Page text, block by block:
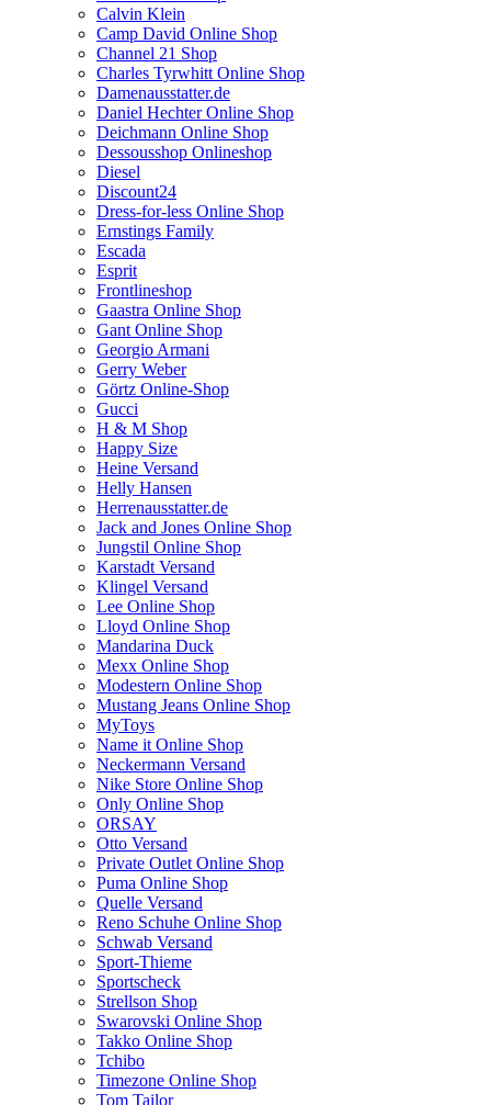
Calvin Klein
Camp David Online Shop
Channel 21 Shop
Charles Tyrwhitt Online Shop
Damenausstatter.de
Daniel Hechter Online Shop
Deichmann Online Shop
Dessousshop Onlineshop
Diesel
Discount24
Dress-for-less Online Shop
Ernstings Family
Escada
Esprit
Frontlineshop
Gaastra Online Shop
Gant Online Shop
Georgio Armani
Gerry Weber
Görtz Online-Shop
Gucci
H & M Shop
Happy Size
Heine Versand
Helly Hansen
Herrenausstatter.de
Jack and Jones Online Shop
Jungstil Online Shop
Karstadt Versand
Klingel Versand
Lee Online Shop
Lloyd Online Shop
Mandarina Duck
Mexx Online Shop
Modestern Online Shop
Mustang Jeans Online Shop
MyToys
Name it Online Shop
Neckermann Versand
Nike Store Online Shop
Only Online Shop
ORSAY
Otto Versand
Private Outlet Online Shop
Puma Online Shop
Quelle Versand
Reno Schuhe Online Shop
Schwab Versand
Sport-Thieme
Sportscheck
Strellson Shop
Swarovski Online Shop
Takko Online Shop
Tchibo
Timezone Online Shop
Tom Tailor